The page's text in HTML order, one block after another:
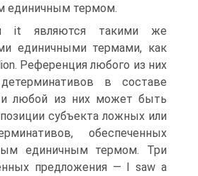
единичным термом.
it являются такими же
единичными термами, как
Референция любого из них
в составе
и любой из них может быть
субъекта ложных или
обеспеченных
единичным тер­мом. Три
предложения — I saw a